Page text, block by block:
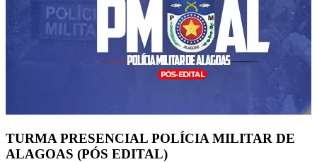
TURMA PRESENCIAL POLÍCIA MILITAR DE
ALAGOAS (PÓS EDITAL)